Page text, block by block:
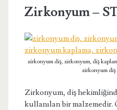
Zirkonyum –
zirkonyum diş, zirkonyum, diş
zirkonyum
Zirkonyum, diş
kullanılan bir malzemedir.